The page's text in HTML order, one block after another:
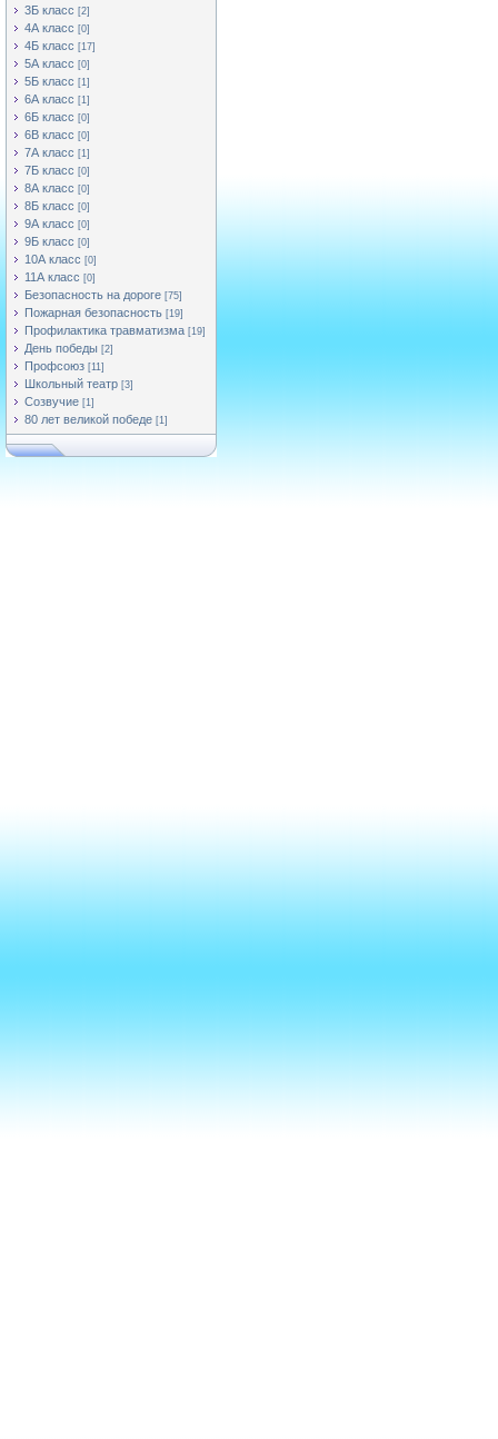
3Б класс [2]
4А класс [0]
4Б класс [17]
5А класс [0]
5Б класс [1]
6А класс [1]
6Б класс [0]
6В класс [0]
7А класс [1]
7Б класс [0]
8А класс [0]
8Б класс [0]
9А класс [0]
9Б класс [0]
10А класс [0]
11А класс [0]
Безопасность на дороге [75]
Пожарная безопасность [19]
Профилактика травматизма [19]
День победы [2]
Профсоюз [11]
Школьный театр [3]
Созвучие [1]
80 лет великой победе [1]